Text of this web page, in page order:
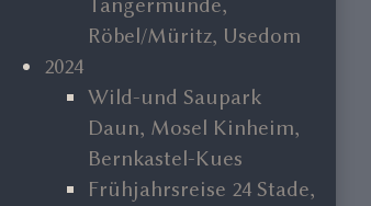
Röbel/Müritz, Usedom
2024
Wild-und Saupark
Daun, Mosel Kinheim,
Bernkastel-Kues
Frühjahrsreise 24 Stade,